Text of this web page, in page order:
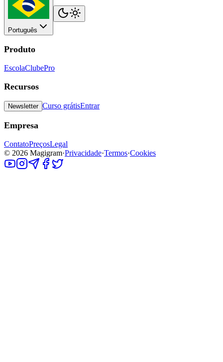
Português
Produto
EscolaClubePro
Recursos
Newsletter Curso grátisEntrar
Empresa
ContatoPreçosLegal
© 2026 Magigram·Privacidade·Termos·Cookies